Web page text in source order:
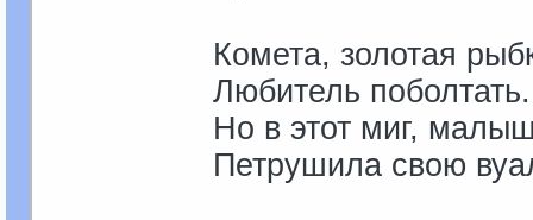
Комета, золотая
Любитель поболтать.
Но в этот миг,
Петрушила свою